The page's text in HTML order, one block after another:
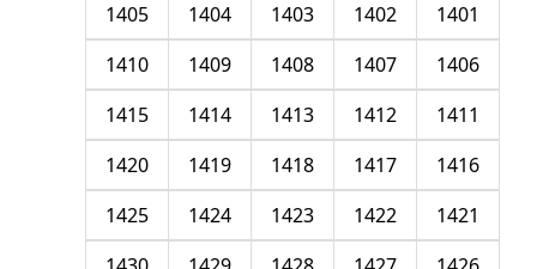
1401
1402
1403
1404
1405
1406
1407
1408
1409
1410
1411
1412
1413
1414
1415
1416
1417
1418
1419
1420
1421
1422
1423
1424
1425